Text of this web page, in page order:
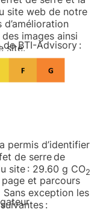
site web de notre
images ainsi
site.BTI-Advisory :
permis d’identifier
de serre de
site : 29.60 g CO2
et parcours
exception les
: